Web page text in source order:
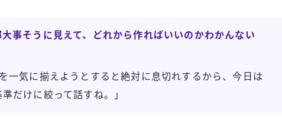
事そうに見えて、どれから作ればいいのかわかんない
一気に揃えようとすると絶対に息切れするから、今日は
だけに絞って話すね。」